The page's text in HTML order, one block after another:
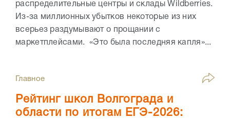
распределительные центры и склады Wildberries.
Из-за миллионных убытков некоторые из них
всерьез раздумывают о прощании с
маркетплейсами. «Это была последняя капля»...
Главное
Рейтинг школ Волгограда и
области по итогам ЕГЭ-2026: